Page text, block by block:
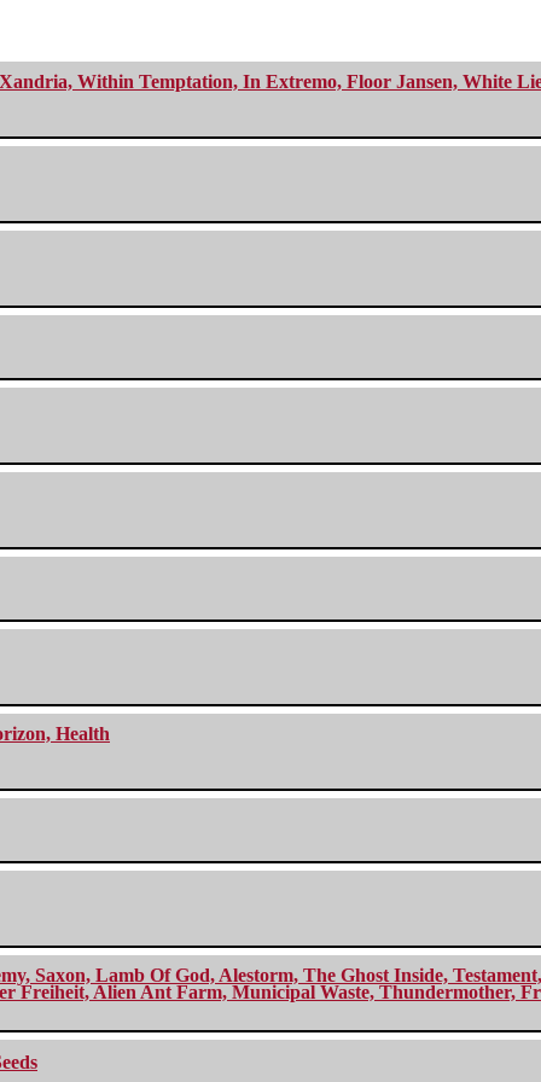
Within Temptation, In Extremo, Floor Jansen, White
Health
Saxon, Lamb Of God, Alestorm, The Ghost Inside,
Freiheit, Alien Ant Farm, Municipal Waste, Thundermother,